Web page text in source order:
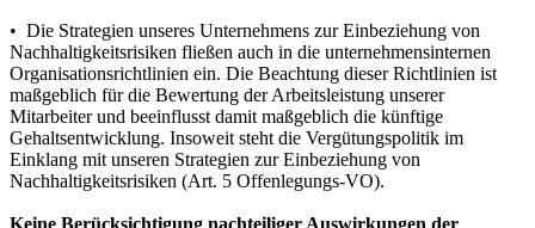
• Die Strategien unseres Unternehmens zur Einbeziehung von
Nachhaltigkeitsrisiken fließen auch in die unternehmensinternen
Organisationsrichtlinien ein. Die Beachtung dieser Richtlinien ist
maßgeblich für die Bewertung der Arbeitsleistung unserer
Mitarbeiter und beeinflusst damit maßgeblich die künftige
Gehaltsentwicklung. Insoweit steht die Vergütungspolitik im
Einklang mit unseren Strategien zur Einbeziehung von
Nachhaltigkeitsrisiken (Art. 5 Offenlegungs-VO).